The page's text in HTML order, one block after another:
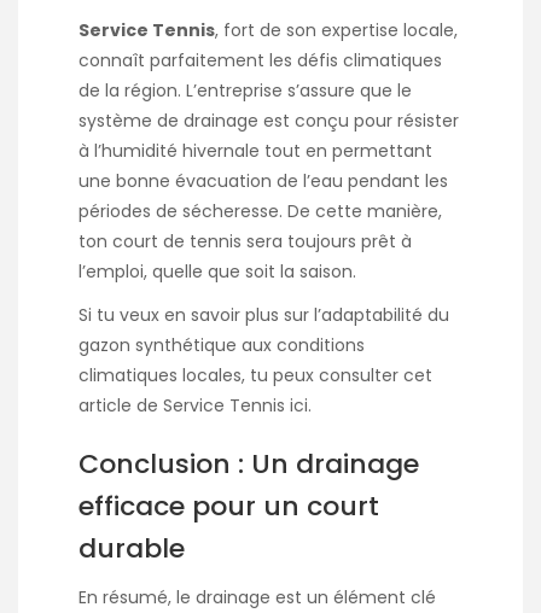
Service Tennis, fort de son expertise locale,
connaît parfaitement les défis climatiques
de la région. L’entreprise s’assure que le
système de drainage est conçu pour résister
à l’humidité hivernale tout en permettant
une bonne évacuation de l’eau pendant les
périodes de sécheresse. De cette manière,
ton court de tennis sera toujours prêt à
l’emploi, quelle que soit la saison.
Si tu veux en savoir plus sur l’adaptabilité du
gazon synthétique aux conditions
climatiques locales, tu peux consulter cet
article de Service Tennis ici.
Conclusion : Un drainage
efficace pour un court
durable
En résumé, le drainage est un élément clé